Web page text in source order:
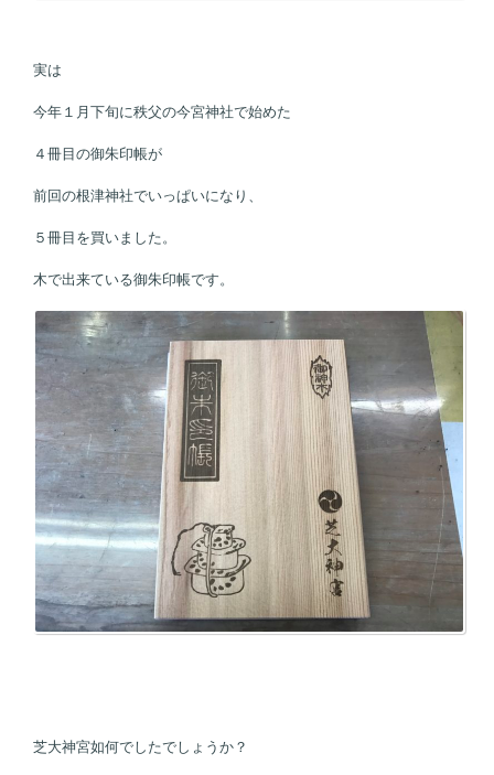
実は
今年１月下旬に秩父の今宮神社で始めた
４冊目の御朱印帳が
前回の根津神社でいっぱいになり、
５冊目を買いました。
木で出来ている御朱印帳です。
芝大神宮如何でしたでしょうか？